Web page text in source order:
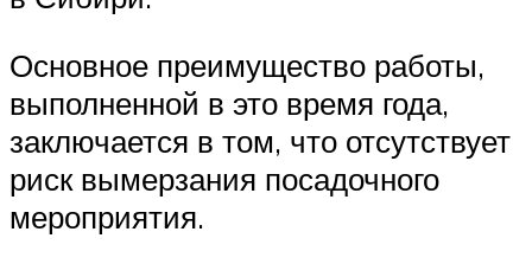
Основное преимущество работы,
выполненной в это время года,
заключается в том, что отсутствует
риск вымерзания посадочного
мероприятия.